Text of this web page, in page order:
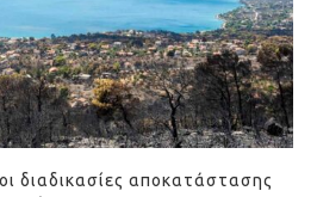
διαδικασίες αποκατάστασης